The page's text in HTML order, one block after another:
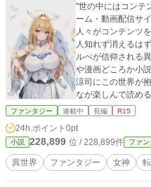
"世の中にはコンテ
ーム・動画配信サ
人々がコンテンツ
人知れず消えるは
ルぺが信仰される異世界に招
や漫画どころか小
涼司にこの世界が
なが楽しんで読める物語
がその実は優しい
を作ることを決意するのだった。
です。実在の人物
ファンタジー 連載中 長編 R15
24h.ポイント 0pt
小説 228,899 位 / 228,899件 ファン
異世界 ファンタジー 女神